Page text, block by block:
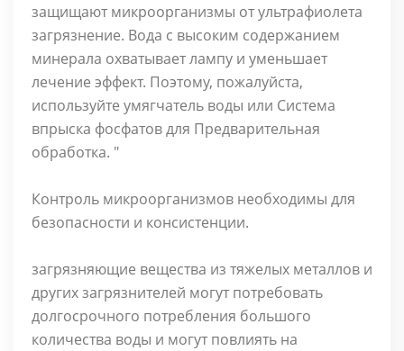
защищают микроорганизмы от ультрафиолета
загрязнение. Вода с высоким содержанием
минерала охватывает лампу и уменьшает
лечение эффект. Поэтому, пожалуйста,
используйте умягчатель воды или Система
впрыска фосфатов для Предварительная
обработка. "
Контроль микроорганизмов необходимы для
безопасности и консистенции.
загрязняющие вещества из тяжелых металлов и
других загрязнителей могут потребовать
долгосрочного потребления большого
количества воды и могут повлиять на